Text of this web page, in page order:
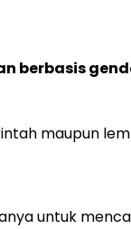
berbasis
maupun
untuk